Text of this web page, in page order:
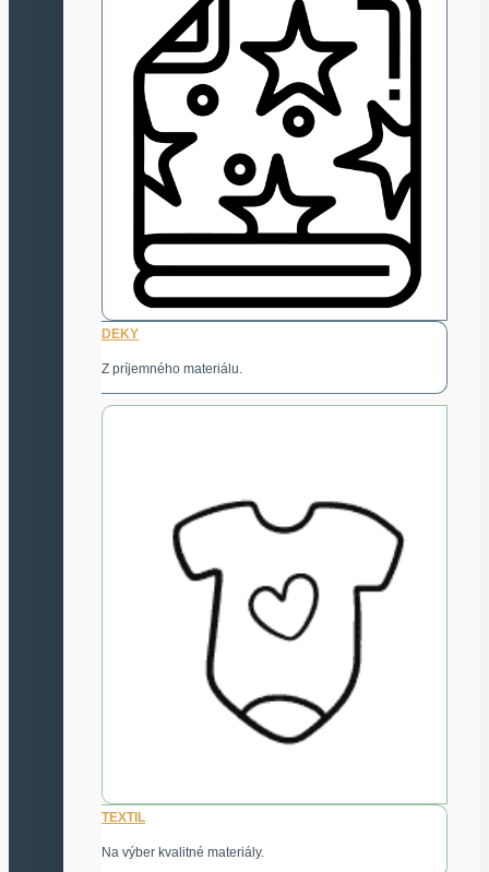
DEKY
Z príjemného materiálu.
TEXTIL
Na výber kvalitné materiály.